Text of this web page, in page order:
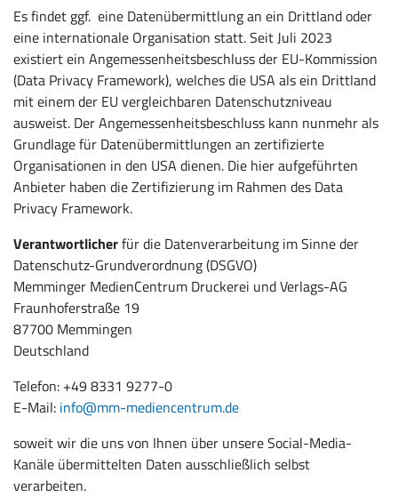
Es findet ggf. eine Datenübermittlung an ein Drittland oder
eine internationale Organisation statt. Seit Juli 2023
existiert ein Angemessenheitsbeschluss der EU-Kommission
(Data Privacy Framework), welches die USA als ein Drittland
mit einem der EU vergleichbaren Datenschutzniveau
ausweist. Der Angemessenheitsbeschluss kann nunmehr als
Grundlage für Datenübermittlungen an zertifizierte
Organisationen in den USA dienen. Die hier aufgeführten
Anbieter haben die Zertifizierung im Rahmen des Data
Privacy Framework.
Verantwortlicherfür die Datenverarbeitung im Sinne der
Datenschutz-Grundverordnung (DSGVO)
Memminger MedienCentrum Druckerei und Verlags-AG
Fraunhoferstraße 19
87700 Memmingen
Deutschland
Telefon: +49 8331 9277-0
E-Mail: info@mm-mediencentrum.de
soweit wir die uns von Ihnen über unsere Social-Media-
Kanäle übermittelten Daten ausschließlich selbst
verarbeiten.